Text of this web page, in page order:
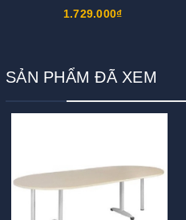
1.729.000₫
SẢN PHẨM ĐÃ XEM